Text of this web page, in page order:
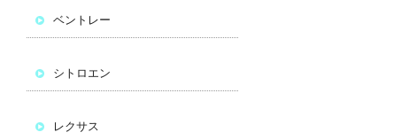
ベントレー
シトロエン
レクサス